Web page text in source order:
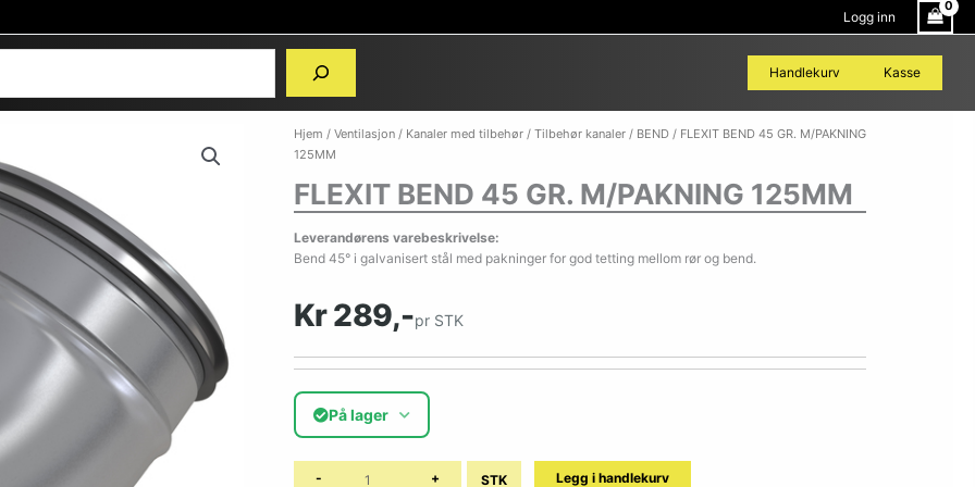
Logg inn
Handlekurv
Kasse
Hjem / Ventilasjon/ Kanaler med tilbehør/ Tilbehør kanaler/ BEND/ FLEXIT BEND 45 GR. M/PAKNING
125MM
FLEXIT BEND 45 GR. M/PAKNING 125MM
Leverandørens varebeskrivelse:
Bend 45° i galvanisert stål med pakninger for god tetting mellom rør og bend.
Kr 289,-pr STK
På lager
-
FLEXIT
GR.
M/PAKNING
antall
+ STK Legg i handlekurv